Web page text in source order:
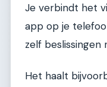
Je verbindt het
app op je
zelf beslissingen
Het haalt